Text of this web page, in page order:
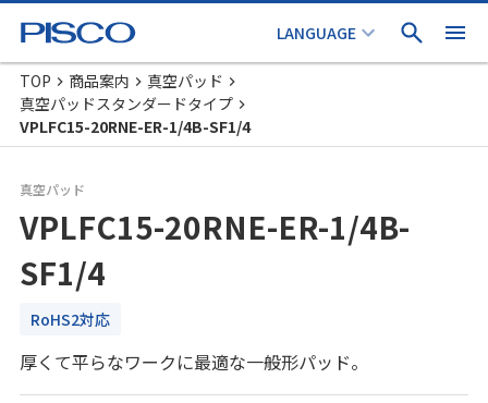
TOP 商品案内
真空パッド
真空パッドスタンダードタイプ
VPLFC15-20RNE-ER-1/4B-SF1/4
真空パッド
VPLFC15-20RNE-ER-1/4B-
SF1/4
RoHS2対応
厚くて平らなワークに最適な一般形パッド。